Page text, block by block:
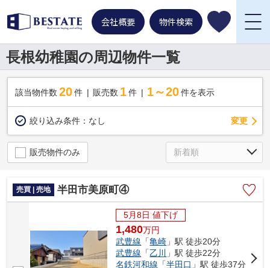
会社概要 物件検索
長根幼稚園の周辺物件一覧
該当物件数 20件 販売数 1 件 1～20 件を表示
絞り込み条件： なし 変更
販売物件のみ
売買 | 売地 半田市美原町④
5月8日 値下げ
1,480万円
武豊線 「亀崎 」駅 徒歩20分
武豊線 「乙川
」駅 徒歩22分
名鉄河和線 「半田口 」駅 徒歩37分